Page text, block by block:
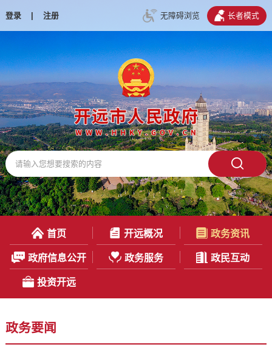
登录 | 注册 无障碍浏览 长者模式
首页 开远概况 政务资讯
政府信息公开 政务服务 政民互动
投资开远
政务要闻